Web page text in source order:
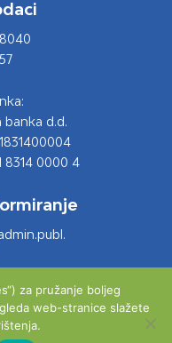
d.d.
8314 0000 4
otok.hr
za pružanje boljeg
web-stranice slažete